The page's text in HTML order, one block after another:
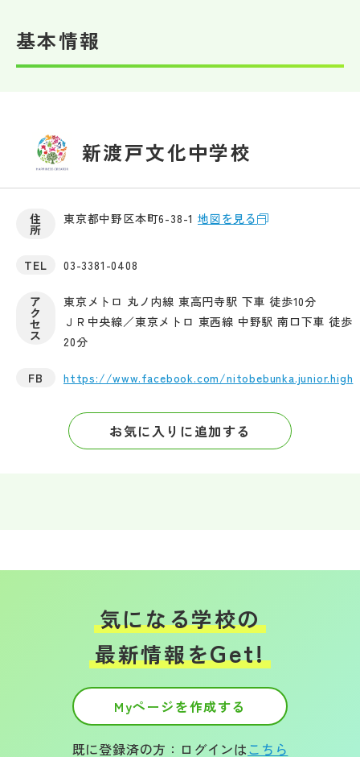
基本情報
新渡戸文化中学校
住
所
東京都中野区本町6-38-1 地図を見る
TEL 03-3381-0408
ア
ク
セ
ス
東京メトロ 丸ノ内線 東高円寺駅 下車 徒歩10分
ＪＲ中央線／東京メトロ 東西線 中野駅 南口下車 徒歩
20分
FB https://www.facebook.com/nitobebunka.junior.high
お気に入りに追加する
気になる学校の
最新情報をGet!
Myページを作成する
既に登録済の方：ログインはこちら